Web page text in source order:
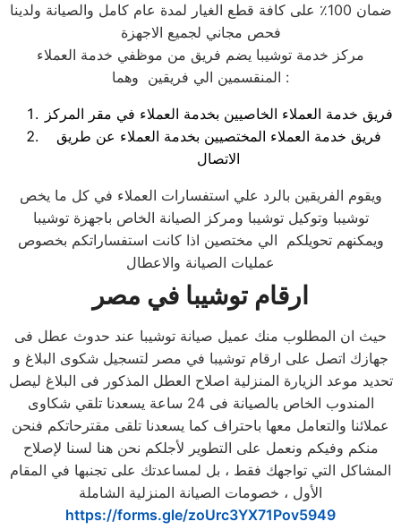
ضمان 100٪ على كافة قطع الغيار لمدة عام كامل والصيانة ولدينا
فحص مجاني لجميع الاجهزة
مركز خدمة توشيبا يضم فريق من موظفي خدمة العملاء
المنقسمين الي فريقين وهما :
فريق خدمة العملاء الخاصيين بخدمة العملاء في مقر المركز
فريق خدمة العملاء المختصيين بخدمة العملاء عن طريق
الاتصال
ويقوم الفريقين بالرد علي استفسارات العملاء في كل ما يخص
توشيبا وتوكيل توشيبا ومركز الصيانة الخاص باجهزة توشيبا
ويمكنهم تحويلكم الي مختصين اذا كانت استفساراتكم بخصوص
عمليات الصيانة والاعطال
ارقام توشيبا في مصر
حيث ان المطلوب منك عميل صيانة توشيبا عند حدوث عطل فى
جهازك اتصل على ارقام توشيبا في مصر لتسجيل شكوى البلاغ و
تحديد موعد الزيارة المنزلية اصلاح العطل المذكور فى البلاغ ليصل
المندوب الخاص بالصيانة فى 24 ساعة يسعدنا تلقي شكاوى
عملائنا والتعامل معها باحتراف كما يسعدنا تلقى مقترحاتكم فنحن
منكم وفيكم ونعمل على التطوير لأجلكم نحن هنا لسنا لإصلاح
المشاكل التي تواجهك فقط ، بل لمساعدتك على تجنبها في المقام
الأول ، خصومات الصيانة المنزلية الشاملة
https://forms.gle/zoUrc3YX71Pov5949